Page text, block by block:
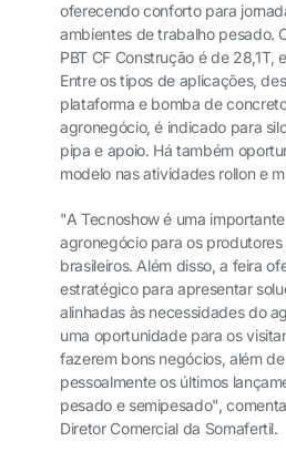
oferecendo conforto para
ambientes de trabalho pesado.
PBT CF Construção é de 28,1T,
Entre os tipos de aplicações,
plataforma e bomba de
agronegócio, é indicado para
pipa e apoio. Há também
modelo nas atividades rollon e
"A Tecnoshow é uma
agronegócio para os produtores
brasileiros. Além disso, a feira
estratégico para apresentar
alinhadas às necessidades do
uma oportunidade para os
fazerem bons negócios, além
pessoalmente os últimos
pesado e semipesado",
Diretor Comercial da Somafertil.